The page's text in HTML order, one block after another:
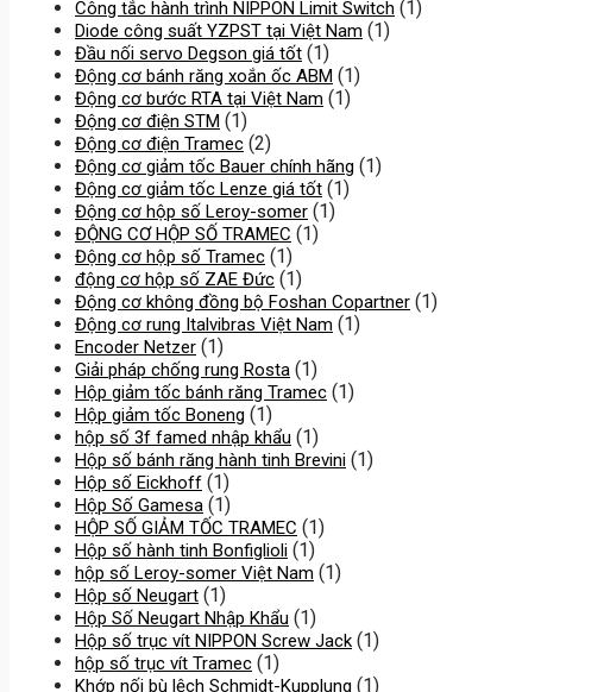
Công tắc hành trình NIPPON Limit Switch (1)
Diode công suất YZPST tại Việt Nam (1)
Đầu nối servo Degson giá tốt (1)
Động cơ bánh răng xoắn ốc ABM (1)
Động cơ bước RTA tại Việt Nam (1)
Động cơ điện STM (1)
Động cơ điện Tramec (2)
Động cơ giảm tốc Bauer chính hãng (1)
Động cơ giảm tốc Lenze giá tốt (1)
Động cơ hộp số Leroy-somer (1)
ĐỘNG CƠ HỘP SỐ TRAMEC (1)
Động cơ hộp số Tramec (1)
động cơ hộp số ZAE Đức (1)
Động cơ không đồng bộ Foshan Copartner (1)
Động cơ rung Italvibras Việt Nam (1)
Encoder Netzer (1)
Giải pháp chống rung Rosta (1)
Hộp giảm tốc bánh răng Tramec (1)
Hộp giảm tốc Boneng (1)
hộp số 3f famed nhập khẩu (1)
Hộp số bánh răng hành tinh Brevini (1)
Hộp số Eickhoff (1)
Hộp Số Gamesa (1)
HỘP SỐ GIẢM TỐC TRAMEC (1)
Hộp số hành tinh Bonfiglioli (1)
hộp số Leroy-somer Việt Nam (1)
Hộp số Neugart (1)
Hộp Số Neugart Nhập Khẩu (1)
Hộp số trục vít NIPPON Screw Jack (1)
hộp số trục vít Tramec (1)
Khớp nối bù lệch Schmidt-Kupplung (1)